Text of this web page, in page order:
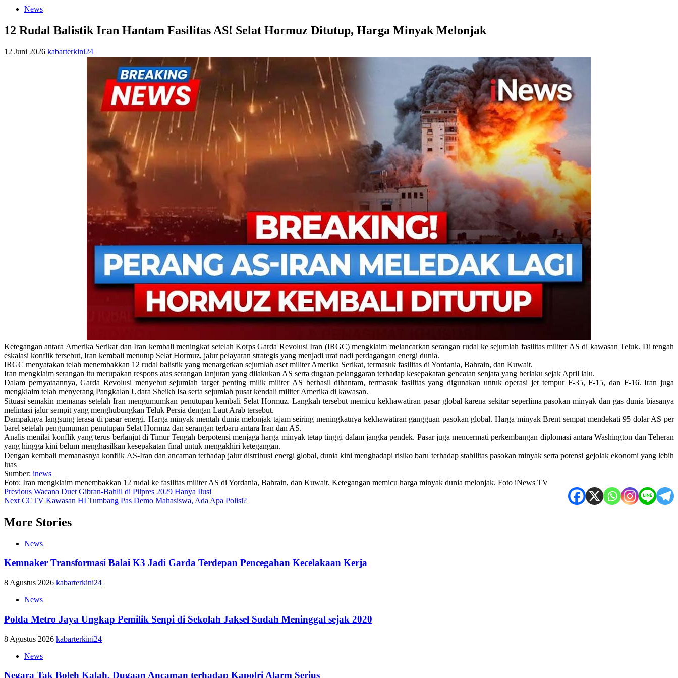
News
12 Rudal Balistik Iran Hantam Fasilitas AS! Selat Hormuz Ditutup, Harga Minyak Melonjak
12 Juni 2026 kabarterkini24
Ketegangan antara Amerika Serikat dan Iran kembali meningkat setelah Korps Garda Revolusi Iran (IRGC) mengklaim melancarkan serangan rudal ke sejumlah fasilitas militer AS di kawasan Teluk. Di tengah
eskalasi konflik tersebut, Iran kembali menutup Selat Hormuz, jalur pelayaran strategis yang menjadi urat nadi perdagangan energi dunia.
IRGC menyatakan telah menembakkan 12 rudal balistik yang menargetkan sejumlah aset militer Amerika Serikat, termasuk fasilitas di Yordania, Bahrain, dan Kuwait.
Iran mengklaim serangan itu merupakan respons atas serangan lanjutan yang dilakukan AS serta dugaan pelanggaran terhadap kesepakatan gencatan senjata yang berlaku sejak April lalu.
Dalam pernyataannya, Garda Revolusi menyebut sejumlah target penting milik militer AS berhasil dihantam, termasuk fasilitas yang digunakan untuk operasi jet tempur F-35, F-15, dan F-16. Iran juga
mengklaim telah menyerang Pangkalan Udara Sheikh Isa serta sejumlah pusat kendali militer Amerika di kawasan.
Situasi semakin memanas setelah Iran mengumumkan penutupan kembali Selat Hormuz. Langkah tersebut memicu kekhawatiran pasar global karena sekitar seperlima pasokan minyak dan gas dunia biasanya
melintasi jalur sempit yang menghubungkan Teluk Persia dengan Laut Arab tersebut.
Dampaknya langsung terasa di pasar energi. Harga minyak mentah dunia melonjak tajam seiring meningkatnya kekhawatiran gangguan pasokan global. Harga minyak Brent sempat mendekati 95 dolar AS per
barel setelah pengumuman penutupan Selat Hormuz dan serangan terbaru antara Iran dan AS.
Analis menilai konflik yang terus berlanjut di Timur Tengah berpotensi menjaga harga minyak tetap tinggi dalam jangka pendek. Pasar juga mencermati perkembangan diplomasi antara Washington dan Teheran
yang hingga kini belum menghasilkan kesepakatan final untuk mengakhiri ketegangan.
Dengan kembali memanasnya konflik AS-Iran dan ancaman terhadap jalur distribusi energi global, dunia kini menghadapi risiko baru terhadap stabilitas pasokan minyak serta potensi gejolak ekonomi yang lebih
luas
Sumber: inews
Foto: Iran mengklaim menembakkan 12 rudal ke fasilitas militer AS di Yordania, Bahrain, dan Kuwait. Ketegangan memicu harga minyak dunia melonjak. Foto iNews TV
Post
navigation
Previous Wacana Duet Gibran-Bahlil di Pilpres 2029 Hanya Ilusi
Next CCTV Kawasan HI Tumbang Pas Demo Mahasiswa, Ada Apa Polisi?
More Stories
News
Kemnaker Transformasi Balai K3 Jadi Garda Terdepan Pencegahan Kecelakaan Kerja
8 Agustus 2026 kabarterkini24
News
Polda Metro Jaya Ungkap Pemilik Senpi di Sekolah Jaksel Sudah Meninggal sejak 2020
8 Agustus 2026 kabarterkini24
News
Negara Tak Boleh Kalah, Dugaan Ancaman terhadap Kapolri Alarm Serius